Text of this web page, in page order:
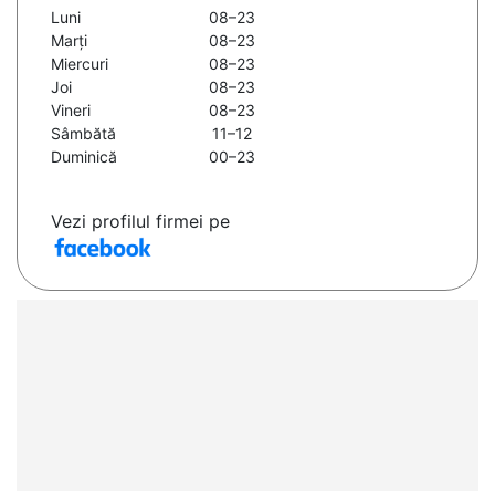
Luni
08–23
Marți
08–23
Miercuri
08–23
Joi
08–23
Vineri
08–23
Sâmbătă
11–12
Duminică
00–23
Vezi profilul firmei pe